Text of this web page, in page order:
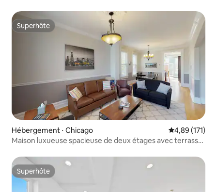
Superhôte
Superhôte
Hébergement ⋅ Chicago Évaluation
4,89 (171)
Maison luxueuse spacieuse de deux étages avec terrasse
Superhôte
Superhôte